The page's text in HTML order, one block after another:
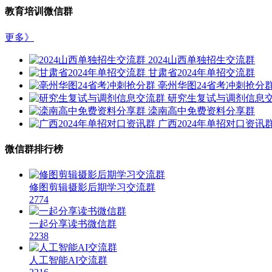
教育培训微信群
更多》
2024山西单独招生交流群
甘肃省2024年单招交流群
亳州华图24省考冲刺抢分
研究生复试与调剂信息
滦南高中免费资料分享群
广西2024年单招对口资讯
微信群排行榜
修图剪辑摄影后期学习交流群
2774
一起分享读书微信群
2238
人工智能AI交流群